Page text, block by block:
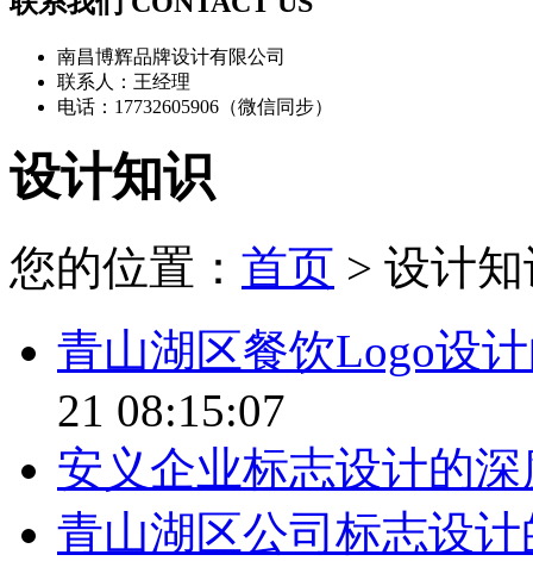
南昌博辉品牌设计有限公司
联系人：王经理
电话：17732605906（微信同步）
设计知识
您的位置： 首页 > 设计
青山湖区餐饮Logo设
21 08:15:07
安义企业标志设计的
青山湖区公司标志设